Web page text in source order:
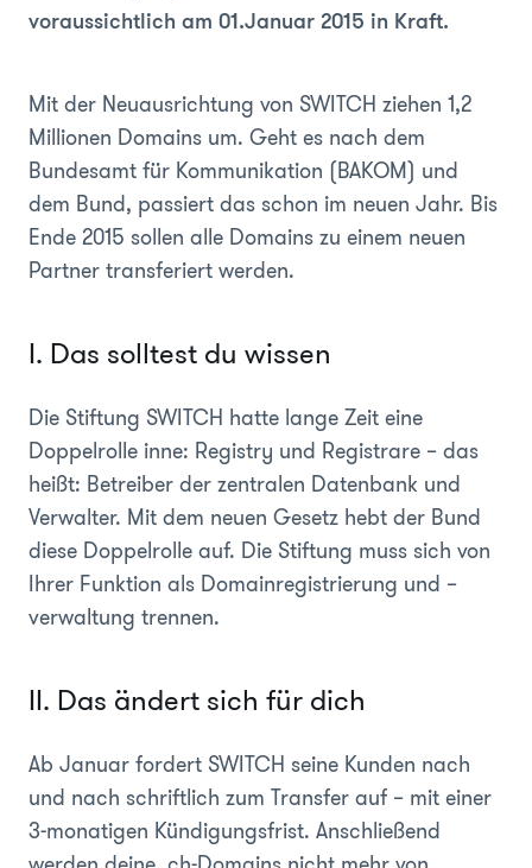
voraussichtlich am 01.Januar 2015 in Kraft.
Mit der Neuausrichtung von SWITCH ziehen 1,2
Millionen Domains um. Geht es nach dem
Bundesamt für Kommunikation (BAKOM) und
dem Bund, passiert das schon im neuen Jahr. Bis
Ende 2015 sollen alle Domains zu einem neuen
Partner transferiert werden.
I. Das solltest du wissen
Die Stiftung SWITCH hatte lange Zeit eine
Doppelrolle inne: Registry und Registrare – das
heißt: Betreiber der zentralen Datenbank und
Verwalter. Mit dem neuen Gesetz hebt der Bund
diese Doppelrolle auf. Die Stiftung muss sich von
Ihrer Funktion als Domainregistrierung und –
verwaltung trennen.
II. Das ändert sich für dich
Ab Januar fordert SWITCH seine Kunden nach
und nach schriftlich zum Transfer auf – mit einer
3-monatigen Kündigungsfrist. Anschließend